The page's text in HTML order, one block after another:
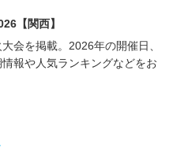
【関西】
会を掲載。2026年の開催日、
報や人気ランキングなどをお